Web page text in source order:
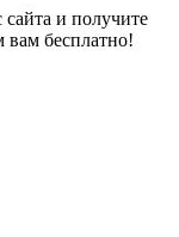
и получите
вам бесплатно!